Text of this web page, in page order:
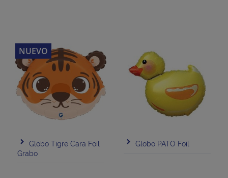
Globo Tigre Cara Foil
Grabo
NUEVO
Globo PATO Foil